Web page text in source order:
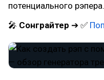
потенциального рэпера.
🎤 Сонграйтер ➔ ✅